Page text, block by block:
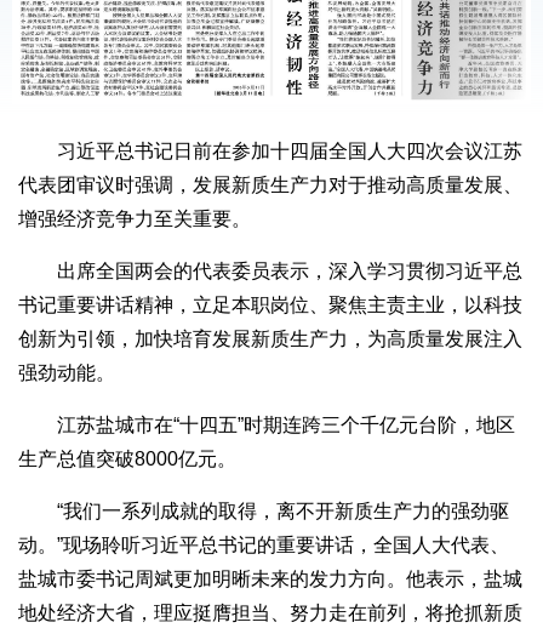
习近平总书记日前在参加十四届全国人大四次会议江苏
代表团审议时强调，发展新质生产力对于推动高质量发展、
增强经济竞争力至关重要。
出席全国两会的代表委员表示，深入学习贯彻习近平总
书记重要讲话精神，立足本职岗位、聚焦主责主业，以科技
创新为引领，加快培育发展新质生产力，为高质量发展注入
强劲动能。
江苏盐城市在“十四五”时期连跨三个千亿元台阶，地区
生产总值突破8000亿元。
“我们一系列成就的取得，离不开新质生产力的强劲驱
动。”现场聆听习近平总书记的重要讲话，全国人大代表、
盐城市委书记周斌更加明晰未来的发力方向。他表示，盐城
地处经济大省，理应挺膺担当、努力走在前列，将抢抓新质